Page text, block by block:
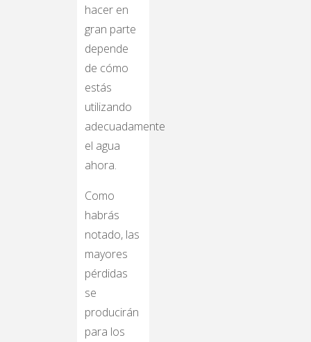
hacer en
gran parte
depende
de cómo
estás
utilizando
adecuadamente
el agua
ahora.
Como
habrás
notado, las
mayores
pérdidas
se
producirán
para los